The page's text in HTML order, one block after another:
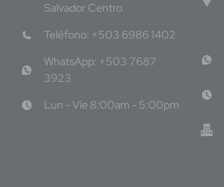
Salvador Centro
Teléfono: +503 6986 1402
WhatsApp: +503 7687
3923
Lun - Vie 8:00am - 5:00pm